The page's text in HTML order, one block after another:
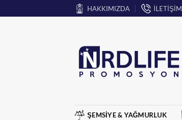
atla
HAKKIMIZDA İLETİŞİM
ŞEMSİYE & YAĞMURLUK